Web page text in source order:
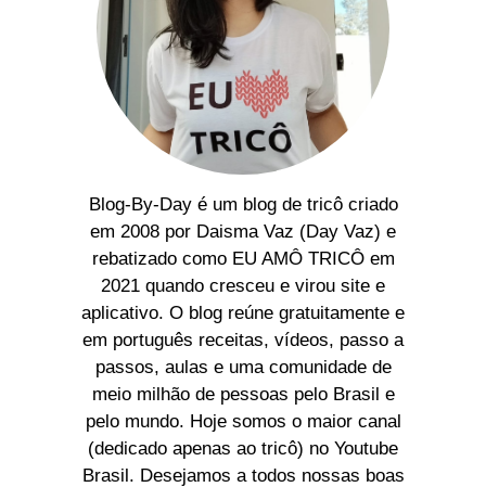
Blog-By-Day é um blog de tricô criado
em 2008 por Daisma Vaz (Day Vaz) e
rebatizado como EU AMÔ TRICÔ em
2021 quando cresceu e virou site e
aplicativo. O blog reúne gratuitamente e
em português receitas, vídeos, passo a
passos, aulas e uma comunidade de
meio milhão de pessoas pelo Brasil e
pelo mundo. Hoje somos o maior canal
(dedicado apenas ao tricô) no Youtube
Brasil. Desejamos a todos nossas boas